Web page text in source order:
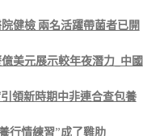
健檢 兩名活躍帶菌者已開
美元展示較年夜潛力_中國
領新時期中非連合查包養
行情練習”成了雞肋